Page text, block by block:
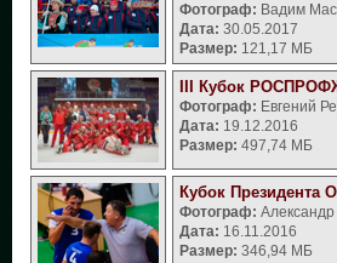
Фотограф: Вадим
Дата: 30.05.2017
Размер: 121,17 МБ
III Кубок
Фотограф: Евгений
Дата: 19.12.2016
Размер: 497,74 МБ
Кубок Президента
Фотограф:
Дата: 16.11.2016
Размер: 346,94 МБ